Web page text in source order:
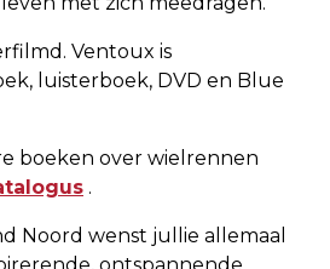
Ventoux is
luisterboek, DVD en Blue
boeken over wielrennen
.
Noord wenst jullie allemaal